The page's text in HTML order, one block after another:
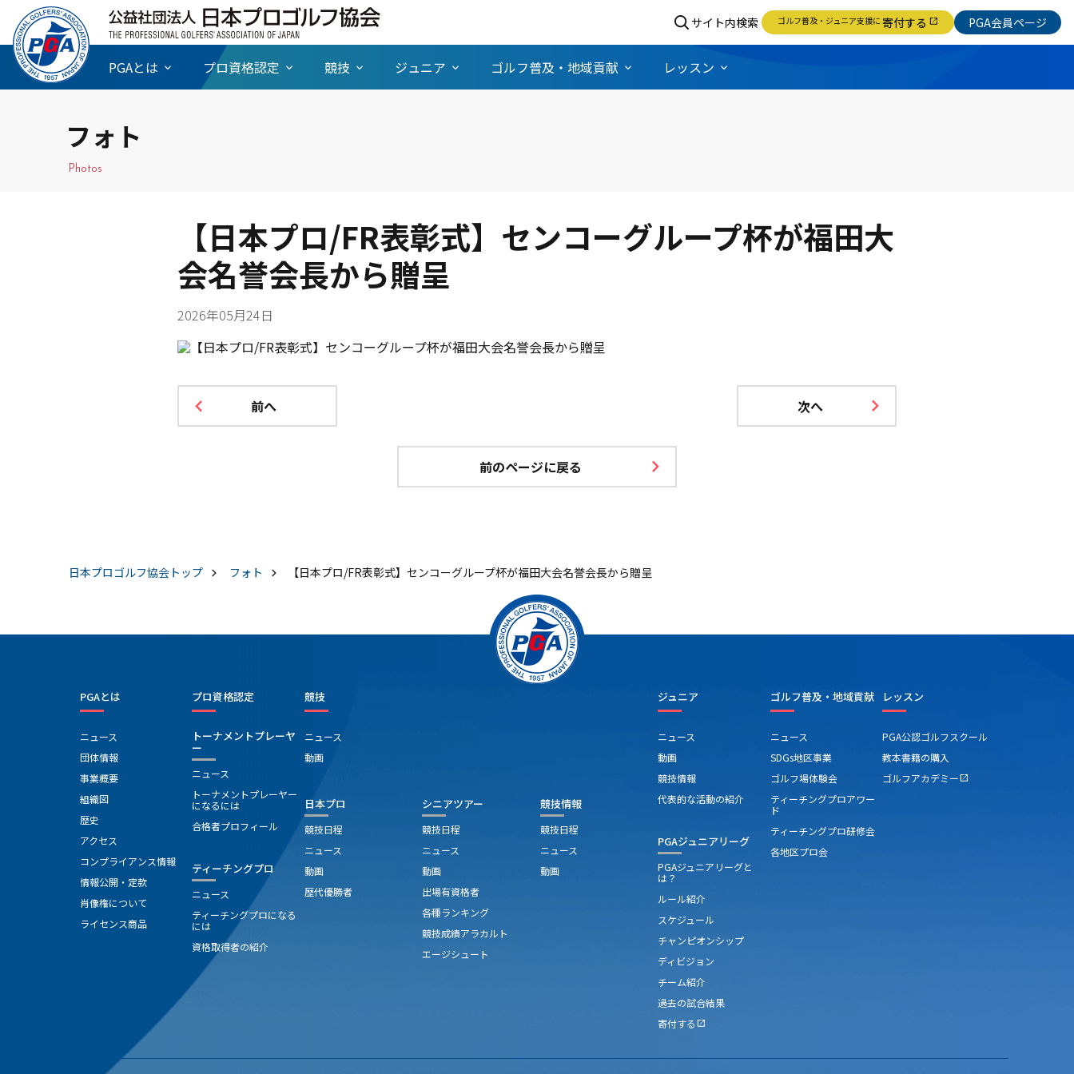
サイト内検索 ゴルフ普及・ジュニア支援に 寄付する open_in_new PGA会員ページ
PGAとは プロ資格認定 競技 ジュニア ゴルフ普及・地域貢献 レッスン
フォト
Photos
【日本プロ/FR表彰式】センコーグループ杯が福田大
会名誉会長から贈呈
2026年05月24日
前へ 次へ
前のページに戻る
日本プロゴルフ協会 トップ フォト 【日本プロ/FR表彰式】センコーグループ杯が福田大会名誉会長から贈呈
PGAとは
ニュース
団体情報
事業概要
組織図
歴史
アクセス
コンプライアンス情報
情報公開・定款
肖像権について
ライセンス商品
プロ資格認定
トーナメントプレーヤ
ー
ニュース
トーナメントプレーヤー
になるには
合格者プロフィール
ティーチングプロ
ニュース
ティーチングプロになる
には
資格取得者の紹介
競技
ニュース
動画
日本プロ
競技日程
ニュース
動画
歴代優勝者
シニアツアー
競技日程
ニュース
動画
出場有資格者
各種ランキング
競技成績アラカルト
エージシュート
競技情報
競技日程
ニュース
動画
ジュニア
ニュース
動画
競技情報
代表的な活動の紹介
PGAジュニアリーグ
PGAジュニアリーグと
は？
ルール紹介
スケジュール
チャンピオンシップ
ディビジョン
チーム紹介
過去の試合結果
寄付する open_in_new
ゴルフ普及・地域貢献
ニュース
SDGs地区事業
ゴルフ場体験会
ティーチングプロアワー
ド
ティーチングプロ研修会
各地区プロ会
レッスン
PGA公認ゴルフスクール
教本書籍の購入
ゴルフアカデミー open_in_new